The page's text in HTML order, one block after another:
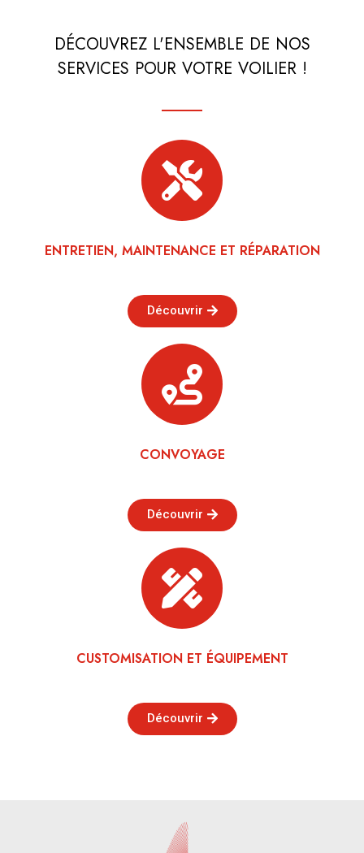
DÉCOUVREZ L'ENSEMBLE DE NOS
SERVICES POUR VOTRE VOILIER !
ENTRETIEN, MAINTENANCE ET RÉPARATION
Découvrir
CONVOYAGE
Découvrir
CUSTOMISATION ET ÉQUIPEMENT
Découvrir